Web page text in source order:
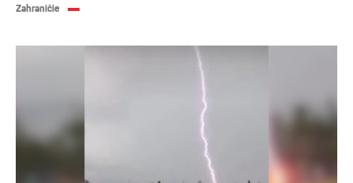
Zahraničie